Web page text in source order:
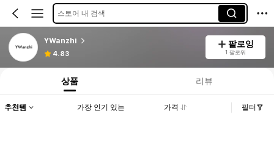
스토어 내 검색
YWanzhi
4.83
팔로잉
1 팔로워
상품 리뷰
추천템 가장 인기 있는 가격 필터